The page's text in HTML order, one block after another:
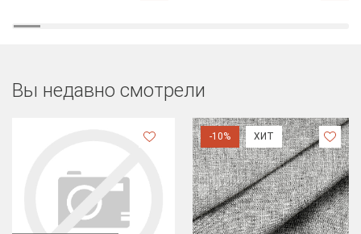
Вы недавно смотрели
-10% ХИТ